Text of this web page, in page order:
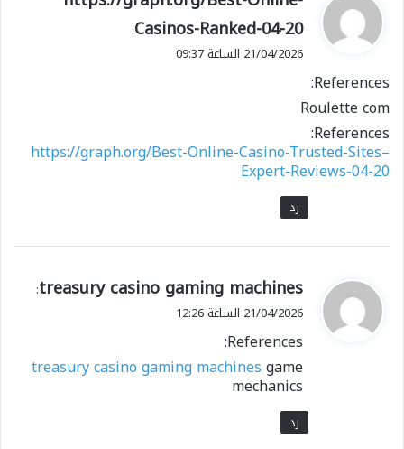
ق
و
ل
Casinos-Ranked-04-20
:
21/04/2026 الساعة 09:37
References:
Roulette com
References:
https://graph.org/Best-Online-Casino-Trusted-Sites–
Expert-Reviews-04-20
رد
ي
ق
ل
treasury casino gaming machines
:
21/04/2026 الساعة 12:26
References:
treasury casino gaming machinesgame
mechanics
رد